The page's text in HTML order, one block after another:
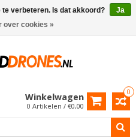
0
Winkelwagen
0 Artikelen / €0,00
verbeteren. Is dat akkoord?
Ja
over cookies »